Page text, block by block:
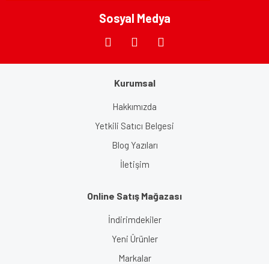
Sosyal Medya
Kurumsal
Hakkımızda
Yetkili Satıcı Belgesi
Blog Yazıları
İletişim
Online Satış Mağazası
İndirimdekiler
Yeni Ürünler
Markalar